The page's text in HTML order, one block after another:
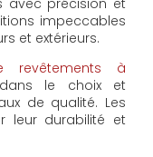
avec précision et
impeccables
et extérieurs.
revêtements à
le choix et
de qualité. Les
leur durabilité et